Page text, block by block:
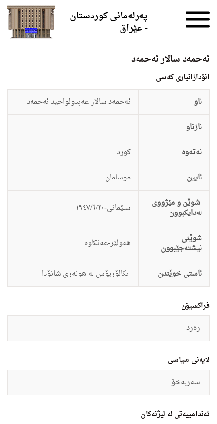
پەرلەمانی کوردستان
- عێراق
ئەحمەد سالار ئەحمەد
انۆدازانيارى کەسی
ناو
ئەحمەد سالار عەبدولواحید ئەحمەد
نازناو
نەتەوە
كورد
ئایین
موسلمان
شوێن و مێژووی
لەدایکبوون سلێمانی-١٩٤٧/٦/٢٠
شوێنی
نیشتەجێبوون هه‌ولێر-عەنکاوە
ئاستى خوێندن بکالۆریۆس لە هونەری شانۆدا
فراکسیۆن
زەرد
لایەنی سیاسی
سەربەخۆ
ئەندامییەتی لە لیژنەکان